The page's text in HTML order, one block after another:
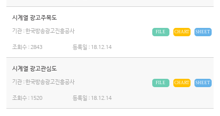
시계열 광고주목도
기관 : 한국방송광고진흥공사 SHEET
CHART
FILE
조회수 :2843 등록일 : 18.12.14
시계열 광고관심도
기관 : 한국방송광고진흥공사 SHEET
CHART
FILE
조회수 : 1520 등록일 : 18.12.14